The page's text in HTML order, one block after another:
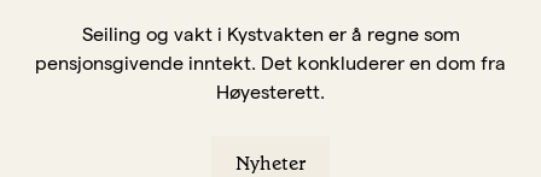
Medlemsavtaler
Forsikringer
Hva vi jobber for
Lønn, arbeidsvilkår og pensjon
Seiling og vakt i Kystvakten er å regne som
pensjonsgivende inntekt. Det konkluderer en dom fra
Høyesterett.
Nyheter